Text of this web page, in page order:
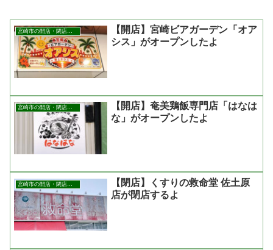
宮崎市の開店・閉店まとめ
【開店】宮崎ビアガーデン「オア
シス」がオープンしたよ
宮崎市の開店・閉店まとめ
【開店】奄美鶏飯専門店「はなは
な」がオープンしたよ
【閉店】くすりの救命堂 佐土原
店が閉店するよ